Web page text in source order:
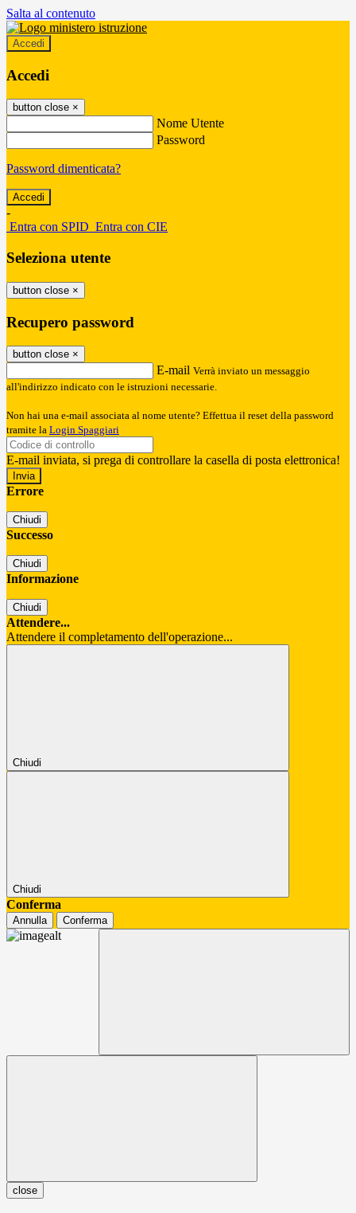
Salta al contenuto
Accedi
Accedi
button close ×
Nome Utente
Password
Password dimenticata?
-
Entra con SPID Entra con CIE
Seleziona utente
button close ×
Recupero password
button close ×
E-mail Verrà inviato un messaggio
all'indirizzo indicato con le istruzioni necessarie.
Non hai una e-mail associata al nome utente? Effettua il reset della password
tramite la Login Spaggiari
E-mail inviata, si prega di controllare la casella di posta elettronica!
Errore
Chiudi
Successo
Chiudi
Informazione
Chiudi
Attendere...
Attendere il completamento dell'operazione...
Chiudi
Chiudi
Conferma
Annulla Conferma
close